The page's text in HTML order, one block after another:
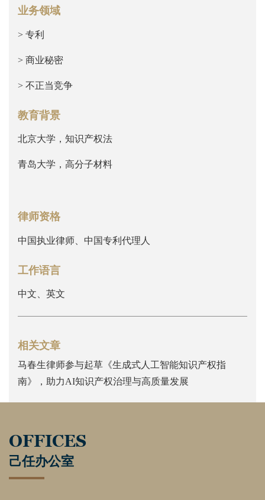
业务领域
> 专利
> 商业秘密
> 不正当竞争
教育背景
北京大学，知识产权法
青岛大学，高分子材料
律师资格
中国执业律师、中国专利代理人
工作语言
中文、英文
相关文章
马春生律师参与起草《生成式人工智能知识产权指
南》，助力AI知识产权治理与高质量发展
OFFICES
己任办公室